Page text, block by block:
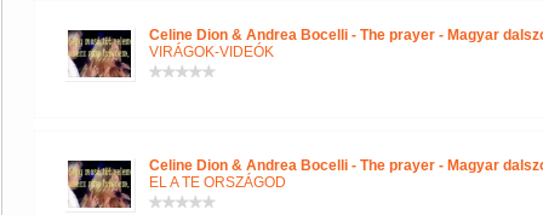
Celine Dion & Andrea Bocelli - The prayer - Magyar
VIRÁGOK-VIDEÓK
Celine Dion & Andrea Bocelli - The prayer - Magyar
EL A TE ORSZÁGOD